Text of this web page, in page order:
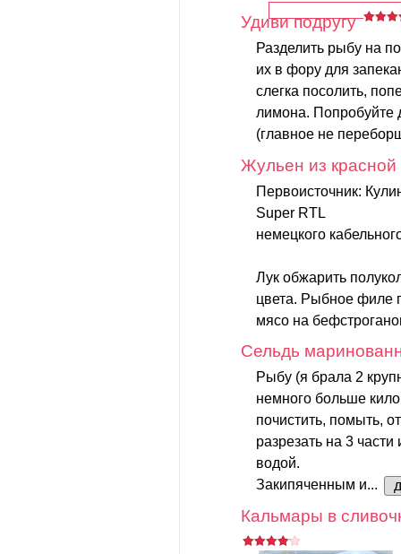
Удиви подругу
Разделить рыбу на
их в фору для
слегка посолить,
лимона. Попробуйте
(главное не
Жульен из
Первоисточник:
Super RTL
немецкого
Лук обжарить
цвета. Рыбное филе
мясо на
Сельдь
Рыбу (я брала 2
немного больше
почистить, помыть,
разрезать на 3
водой.
Закипяченным и...
Кальмары в